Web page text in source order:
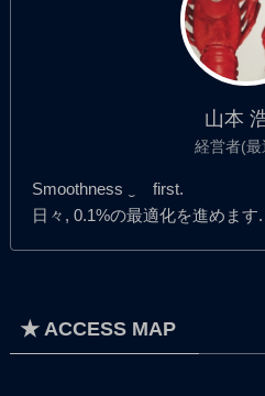
山本
経営者(最
Smoothness ‿ first.
日々, 0.1%の最適化を進めます
★ ACCESS MAP